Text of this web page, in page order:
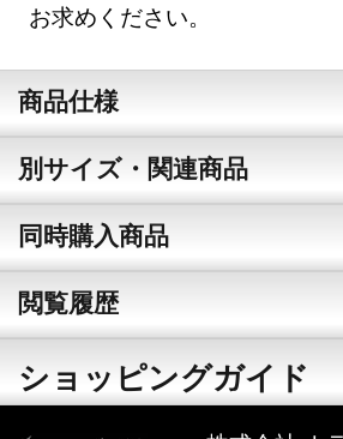
お求めください。
商品仕様
別サイズ・関連商品
同時購入商品
閲覧履歴
ショッピングガイド